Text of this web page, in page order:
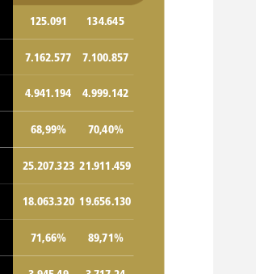
125.091 134.645
7.162.577 7.100.857
4.941.194 4.999.142
68,99% 70,40%
25.207.323 21.911.459
18.063.320 19.656.130
71,66% 89,71%